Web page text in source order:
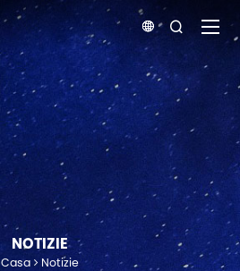
 
NOTIZIE
Casa Notizie